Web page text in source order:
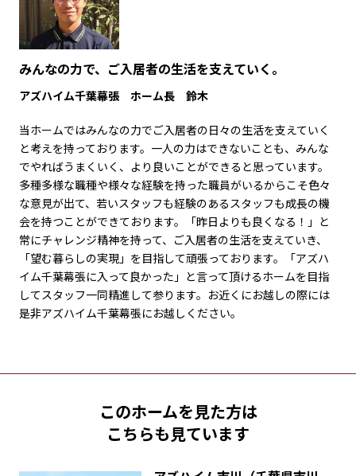
みんなの力で、ご入居者の生活を支えていく。
アズハイム千葉幕張 ホーム長 鈴木
当ホームではみんなの力でご入居者の日々の生活を支えていく
と考えを持っております。一人の力はできないことも、みんな
でやればうまくいく、より良いことができると思っています。
多種多様な職種や様々な経験を持った職員がいるからこそ色々
な意見が出て、若いスタッフも経験のあるスタッフも成長の機
会を持つことができております。「昨日よりも良くなる！」と
常にチャレンジ精神を持って、ご入居者の生活を支えていき、
「望む暮らしの実現」を目指して頑張っております。「アズハ
イム千葉幕張に入って良かった」と言って頂けるホームを目指
してスタッフ一同精進して参ります。お近くにお越しの際には
是非アズハイム千葉幕張にお越しください。
このホームを見た方は
こちらも見ています